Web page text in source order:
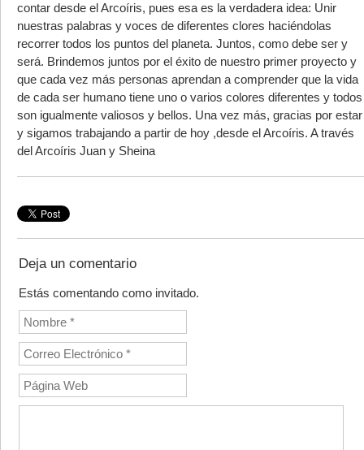
contar desde el Arcoíris, pues esa es la verdadera idea: Unir
nuestras palabras y voces de diferentes clores haciéndolas
recorrer todos los puntos del planeta. Juntos, como debe ser y
será. Brindemos juntos por el éxito de nuestro primer proyecto y
que cada vez más personas aprendan a comprender que la vida
de cada ser humano tiene uno o varios colores diferentes y todos
son igualmente valiosos y bellos. Una vez más, gracias por estar
y sigamos trabajando a partir de hoy ,desde el Arcoíris. A través
del Arcoíris Juan y Sheina
Deja un comentario
Estás comentando como invitado.